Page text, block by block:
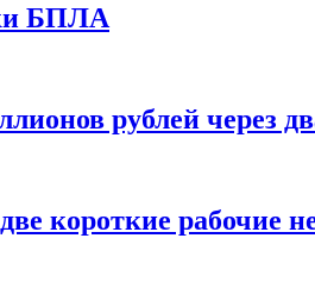
БПЛА
рублей через
короткие рабочие